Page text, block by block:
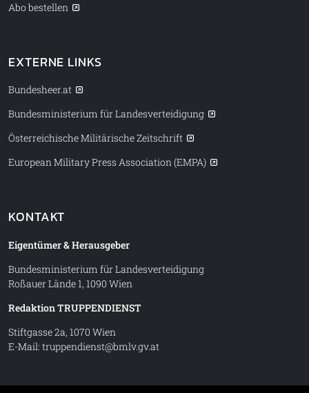
Abo bestellen
EXTERNE LINKS
Bundesheer.at
Bundesministerium für Landesverteidigung
Österreichische Militärische Zeitschrift
European Military Press Association (EMPA)
KONTAKT
Eigentümer & Herausgeber
Bundesministerium für Landesverteidigung
Roßauer Lände 1, 1090 Wien
Redaktion TRUPPENDIENST
Stiftgasse 2a, 1070 Wien
E-Mail: truppendienst@bmlv.gv.at